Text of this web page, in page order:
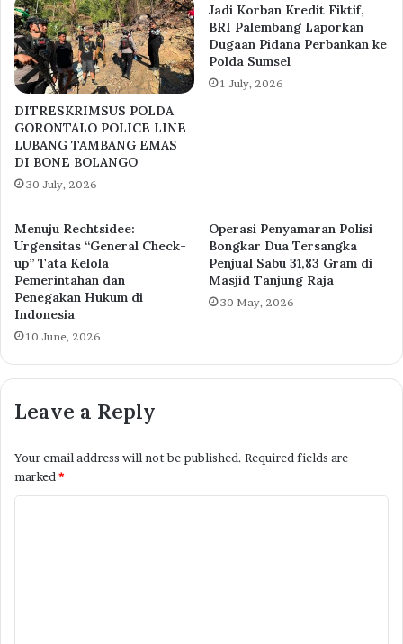
DITRESKRIMSUS POLDA
GORONTALO POLICE LINE
LUBANG TAMBANG EMAS
DI BONE BOLANGO
30 July, 2026
Jadi Korban Kredit Fiktif,
BRI Palembang Laporkan
Dugaan Pidana Perbankan ke
Polda Sumsel
1 July, 2026
Menuju Rechtsidee:
Urgensitas “General Check-
up” Tata Kelola
Pemerintahan dan
Penegakan Hukum di
Indonesia
10 June, 2026
Operasi Penyamaran Polisi
Bongkar Dua Tersangka
Penjual Sabu 31,83 Gram di
Masjid Tanjung Raja
30 May, 2026
Leave a Reply
Your email address will not be published. Required fields are
marked*